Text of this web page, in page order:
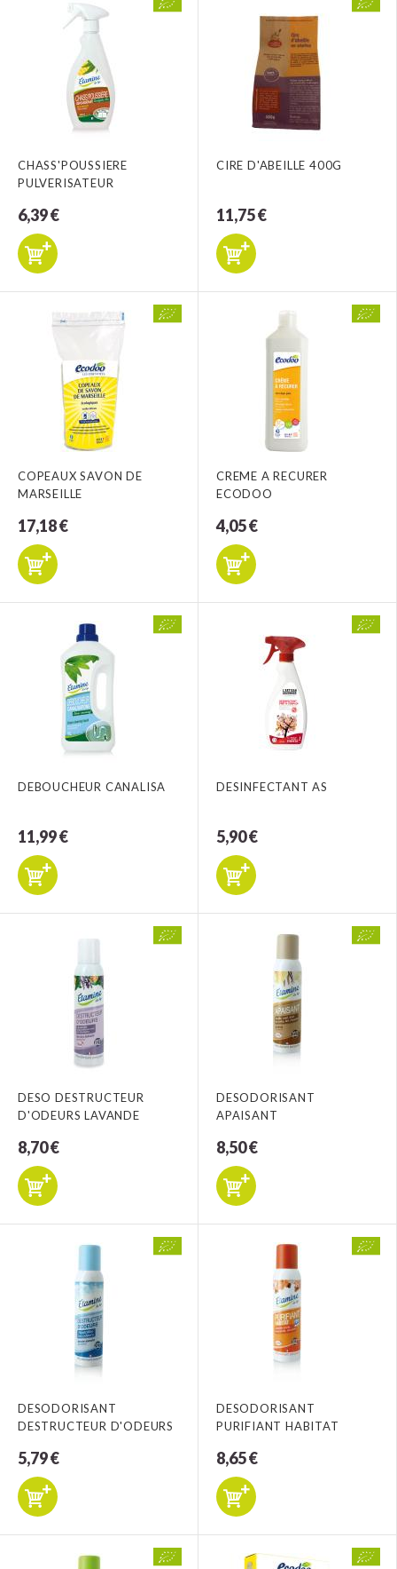
CHASS'POUSSIERE
PULVERISATEUR
6,39 €
CIRE D'ABEILLE 400G
11,75 €
COPEAUX SAVON DE
MARSEILLE
17,18 €
CREME A RECURER
ECODOO
4,05 €
DEBOUCHEUR CANALISA
11,99 €
DESINFECTANT AS
5,90 €
DESO DESTRUCTEUR
D'ODEURS LAVANDE
8,70 €
DESODORISANT
APAISANT
8,50 €
DESODORISANT
DESTRUCTEUR D'ODEURS
5,79 €
DESODORISANT
PURIFIANT HABITAT
8,65 €